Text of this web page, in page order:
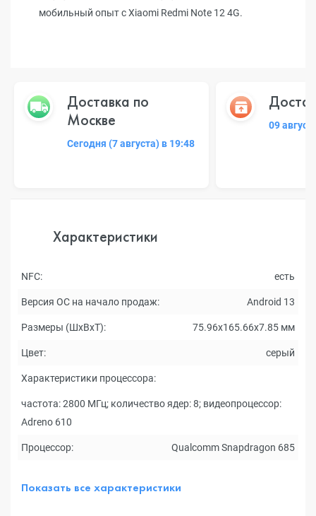
мобильный опыт с Xiaomi Redmi Note 12 4G.
Доставка по
Москве
Сегодня (7 августа) в 19:48
09
Характеристики
NFC: есть
Версия ОС на начало продаж: Android 13
Размеры (ШxВxТ): 75.96x165.66x7.85 мм
Цвет: серый
Характеристики процессора:
частота: 2800 МГц; количество ядер: 8; видеопроцессор:
Adreno 610
Процессор: Qualcomm Snapdragon 685
Показать все характеристики